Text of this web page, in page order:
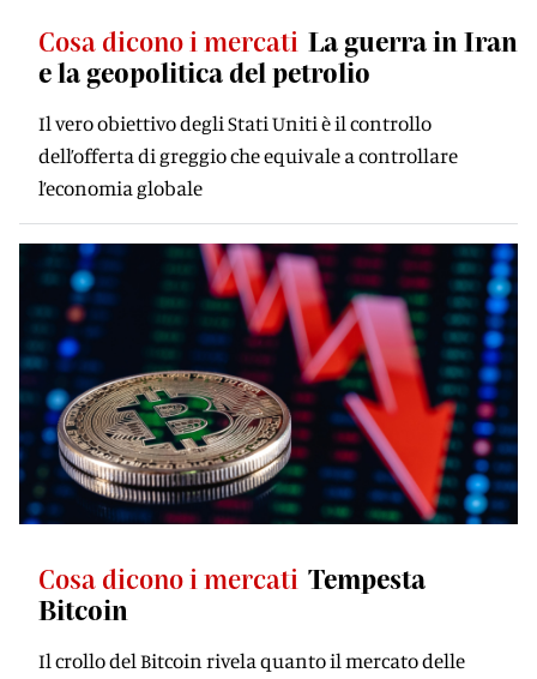
Cosa dicono i mercati La guerra in Iran
e la geopolitica del petrolio
Il vero obiettivo degli Stati Uniti è il controllo
dell’offerta di greggio che equivale a controllare
l’economia globale
Cosa dicono i mercati Tempesta
Bitcoin
Il crollo del Bitcoin rivela quanto il mercato delle